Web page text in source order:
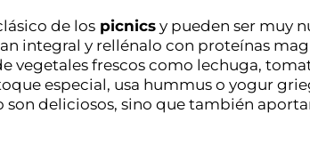
de lospicnicsy pueden ser muy
integral y rellénalo con proteínas
vegetales frescos como lechuga,
especial, usa hummus o yogur
son deliciosos, sino que también